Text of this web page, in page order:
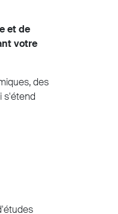
et de
votre
des
s'étend